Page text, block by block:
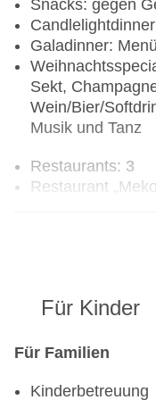
Snacks: gegen
Galadinner:
Sekt,
Wein/Bier/
Musik und Tanz
Restaurants: 3
Restaurant
chinesisch,
Kleidung
Kindermenü,
Uhr und 18:30
Für Kinder
Für Familien
Kinderbetreuung